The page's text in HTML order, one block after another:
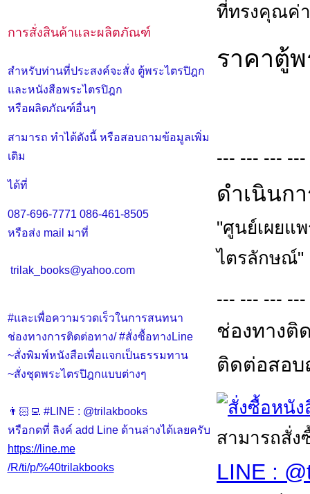
การสั่งสินค้าและผลิตภัณฑ์
สำหรับท่านที่ประสงค์จะสั่ง ตู้พระไตรปิฎก
และหนังสือพระไตรปิฎก
หรือผลิตภัณฑ์อื่นๆ
สามารถ ทำได้ดังนี้ หรือสอบถามข้อมูลเพิ่ม
เติม
ได้ที่
087-696-7771 086-461-8505
หรือส่ง mail มาที่
trilak_books@yahoo.com
#และเพื่อความรวดเร็วในการสนทนา
ช่องทางการติดต่อทาง/ #สั่งซื้อทางLine
~สั่งพิมพ์หนังสือเพื่อแจกเป็นธรรมทาน
~สั่งชุดพระไตรปิฎกแบบต่างๆ
👨🏻‍💻 #LINE : @trilakbooks
หรือกดที่ ลิงค์ add Line ด้านล่างได้เลยครับ
https://line.me
/R/ti/p/%40trilakbooks
ที่ทรงคุณค่
ราคาตู้
--- --- ---
ดำเนินก
"ศูนย์เผยแ
ไตรลักษณ์"
--- --- ---
ช่องทางติ
ติดต่อสอบ
สามารถสั่ง
LINE :